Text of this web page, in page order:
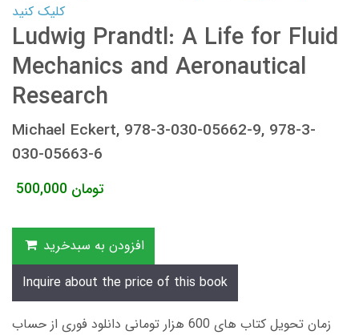
کلیک کنید
Ludwig Prandtl: A Life for Fluid
Mechanics and Aeronautical
Research
Michael Eckert, 978-3-030-05662-9, 978-3-
030-05663-6
500,000 تومان
افزودن به سبدخرید
Inquire about the price of this book
زمان تحویل کتاب های 600 هزار تومانی دانلود فوری از حساب